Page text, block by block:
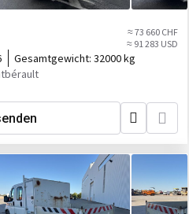
≈ 73 660 CHF
≈ 91 283 USD
Gesamtgewicht: 32000 kg